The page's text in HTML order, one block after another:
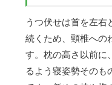
うつ伏せは首を左右
続くため、頸椎への
す。枕の高さ以前に
るよう寝姿勢そのも